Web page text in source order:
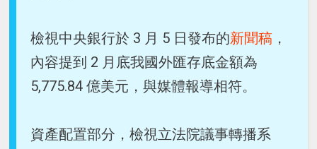
檢視中央銀行於 3 月 5 日發布的新聞稿 ，
內容提到 2 月底我國外匯存底金額為
5,775.84 億美元，與媒體報導相符。
資產配置部分，檢視立法院議事轉播系